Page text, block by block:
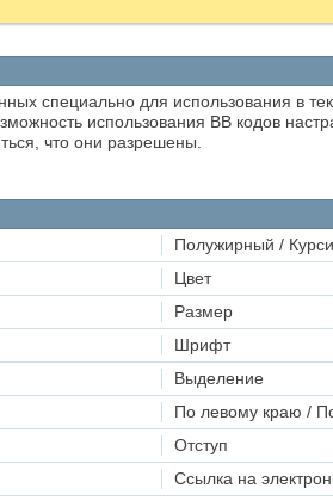
специально для использования в
использования BB кодов
что они разрешены.
Полужирный /
Цвет
Размер
Шрифт
Выделение
По левому краю /
Отступ
Ссылка на